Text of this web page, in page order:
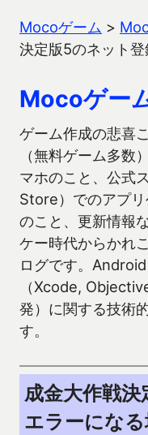
Mocoゲーム >
決定版5のネット
Mocoゲー
ゲーム作成の悲喜
（無料ゲーム多数
マホのこと、公式
Store）でのアプ
のこと、更新情報
ケー時代からかれ
ログです。
（Xcode,
発）に関する技術
す。
成金大作戦
エラーにな